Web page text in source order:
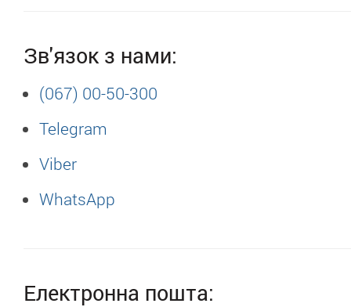
Зв'язок з нами:
(067) 00-50-300
Telegram
Viber
WhatsApp
Електронна пошта: